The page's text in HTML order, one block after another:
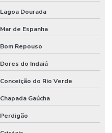
Lagoa Dourada
Mar de Espanha
Bom Repouso
Dores do Indaiá
Conceição do Rio Verde
Chapada Gaúcha
Perdigão